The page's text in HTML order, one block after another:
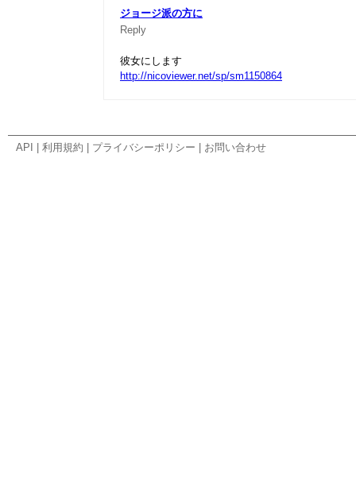
ジョージ派の方に
Reply
彼女にします
http://nicoviewer.net/sp/sm1150864
API 利用規約 プライバシーポリシー お問い合わせ